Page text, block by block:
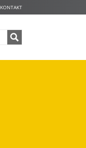
KONTAKT